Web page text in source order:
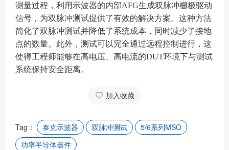
测量过程，利用示波器的内部AFG生成双脉冲栅极驱动
信号，为双脉冲测试提供了有效的解决方案。这种方法
简化了双脉冲测试并降低了系统成本，同时减少了接地
点的数量。此外，测试可以完全通过远程控制进行，这
使得工程师能够在高电压、高电流的DUT环境下与测试
系统保持安全距离。
加入收藏
Tag： 泰克示波器 双脉冲测试
5/6系列MSO
功率半导体器件